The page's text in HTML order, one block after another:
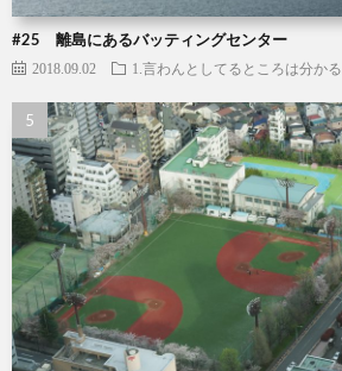
#25 離島にあるバッティングセンター
2018.09.02 1.言わんとしてるところは分かる